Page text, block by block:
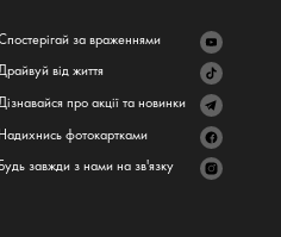
за враженнями
від життя
про акції та новинки
Надихнись фотокартками
Будь завжди з нами на зв'язку